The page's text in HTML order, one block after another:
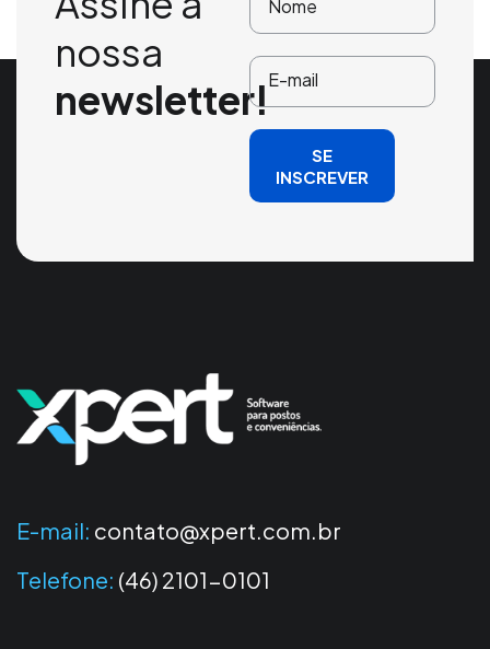
nossa
newsletter!
SE
INSCREVER
E-mail: contato@xpert.com.br
Telefone: (46) 2101-0101